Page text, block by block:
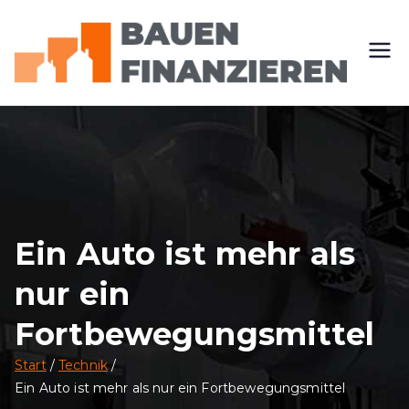
springen
au
e
n-
fi
na
nz
um
zieren
und
Baue
n
Ein Auto ist mehr als
nur ein
Fortbewegungsmittel
Start
Technik
Ein Auto ist mehr als nur ein Fortbewegungsmittel